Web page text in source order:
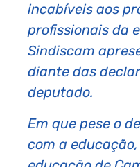
incabíveis aos
profissionais da
Sindiscam
diante das
deputado.
Em que pese o
com a